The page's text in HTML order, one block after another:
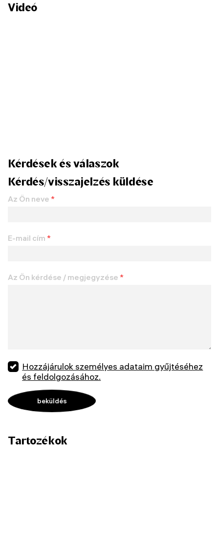
Videó
Kérdések és válaszok
Kérdés/visszajelzés küldése
Az Ön neve *
E-mail cím *
Az Ön kérdése / megjegyzése *
Hozzájárulok személyes adataim gyűjtéséhez
és feldolgozásához.
Tartozékok